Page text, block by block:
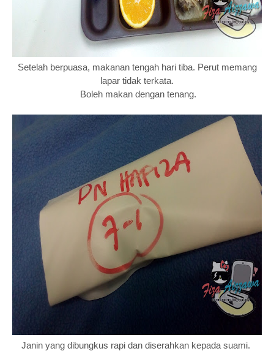
Setelah berpuasa, makanan tengah hari tiba. Perut memang
lapar tidak terkata.
Boleh makan dengan tenang.
Janin yang dibungkus rapi dan diserahkan kepada suami.